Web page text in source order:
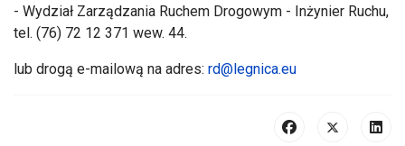
- Wydział Zarządzania Ruchem Drogowym - Inżynier Ruchu,
tel. (76) 72 12 371 wew. 44.
lub drogą e-mailową na adres: rd@legnica.eu